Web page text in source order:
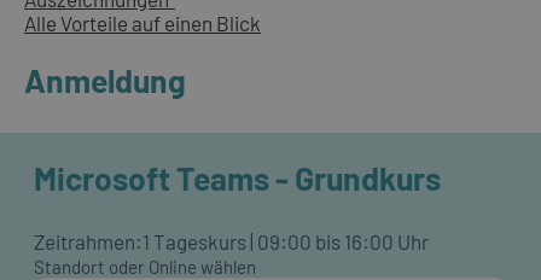
Alle Vorteile auf einen Blick
Anmeldung
Microsoft Teams - Grundkurs
Zeitrahmen:1 Tageskurs | 09:00 bis 16:00 Uhr
Standort oder Online wählen